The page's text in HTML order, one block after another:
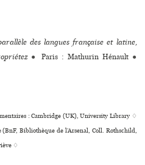
des langues française et latine,
● Paris : Mathurin Hénault ●
: Cambridge (UK), University Library ♢
Bibliothèque de l’Arsenal, Coll. Rothschild,
♢